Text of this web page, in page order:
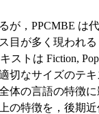
，PPCMBE は
目が多く現われ
トは Fiction,
切なサイズのテ
体の言語の特徴
特徴を，後期近